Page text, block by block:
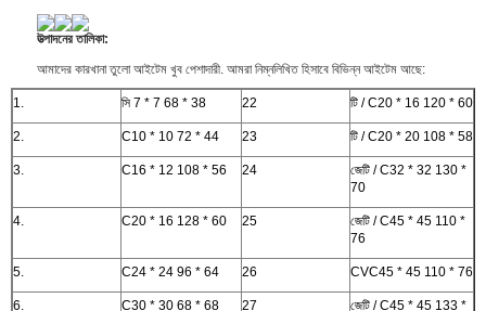
উত্পাদনের তালিকা:
আমাদের কারখানা তুলো আইটেম খুব পেশাদারী. আমরা নিম্নলিখিত হিসাবে বিভিন্ন আইটেম আছে:
1. সি 7 * 7 68 * 38 22 টি / C20 * 16 120 * 60
2. C10 * 10 72 * 44 23 টি / C20 * 20 108 * 58
3. C16 * 12 108 * 56 24
জেটি / C32 * 32 130 *
70
4. C20 * 16 128 * 60 25
জেটি / C45 * 45 110 *
76
5. C24 * 24 96 * 64 26 CVC45 * 45 110 * 76
6. C30 * 30 68 * 68 27
জেটি / C45 * 45 133 *